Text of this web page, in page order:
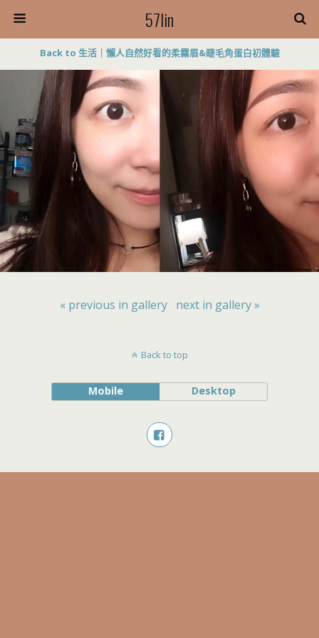
57lin
Back to 生活｜懶人自然好看的柔霧眉&睫毛角蛋白初體驗
« previous in gallery next in gallery »
Back to top
Mobile Desktop